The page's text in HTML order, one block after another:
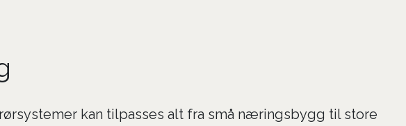
kan tilpasses alt fra små næringsbygg til store